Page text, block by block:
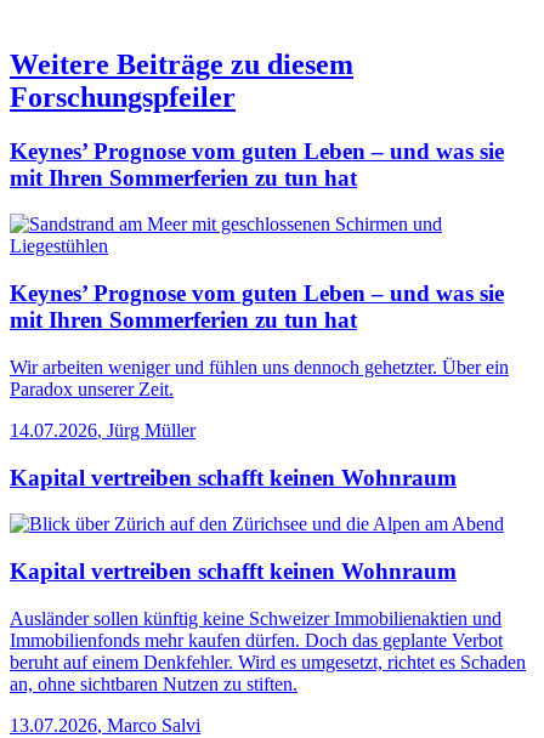
Weitere Beiträge zu diesem
Forschungspfeiler
Keynes’ Prognose vom guten Leben – und was sie
mit Ihren Sommerferien zu tun hat
Keynes’ Prognose vom guten Leben – und was sie
mit Ihren Sommerferien zu tun hat
Wir arbeiten weniger und fühlen uns dennoch gehetzter. Über ein
Paradox unserer Zeit.
14.07.2026, Jürg Müller
Kapital vertreiben schafft keinen Wohnraum
Kapital vertreiben schafft keinen Wohnraum
Ausländer sollen künftig keine Schweizer Immobilienaktien und
Immobilienfonds mehr kaufen dürfen. Doch das geplante Verbot
beruht auf einem Denkfehler. Wird es umgesetzt, richtet es Schaden
an, ohne sichtbaren Nutzen zu stiften.
13.07.2026, Marco Salvi